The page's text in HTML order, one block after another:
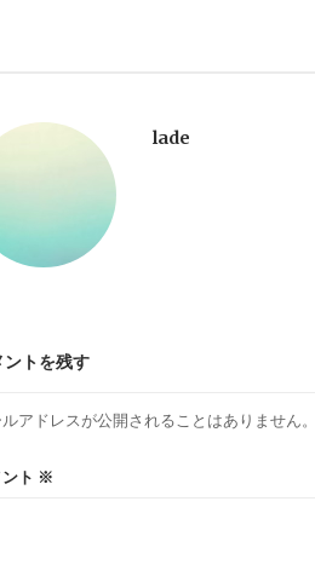
lade
ントを残す
ルアドレスが公開されることはありません。
ト ※